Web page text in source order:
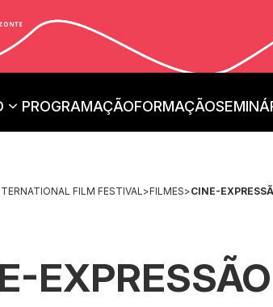
PROGRAMAÇÃOFORMAÇÃO
FILM FESTIVAL >FILMES>CINE-
EXPRESSÃO